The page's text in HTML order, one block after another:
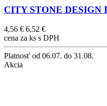
CITY STONE DESIGN
4,56 € 6,52 €
cena za ks s DPH
Platnosť od 06.07. do 31.08.
Akcia